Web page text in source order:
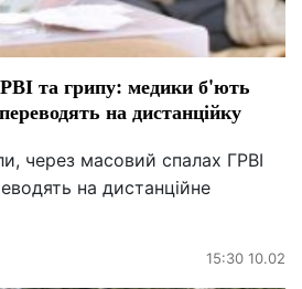
та грипу: медики б'ють
на дистанційку
через масовий спалах ГРВІ
на дистанційне
15:30 10.02